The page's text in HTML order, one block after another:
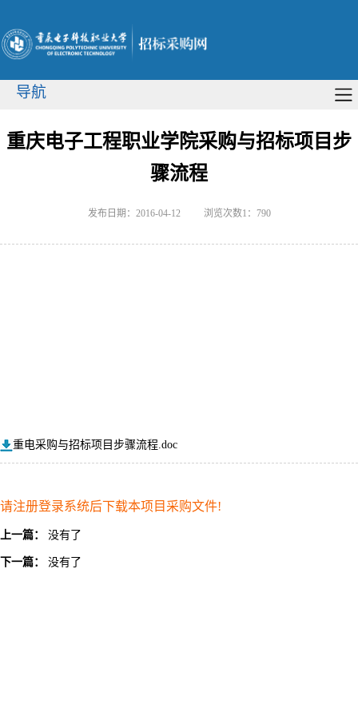
导航
重庆电子工程职业学院采购与招标项目步
骤流程
发布日期：2016-04-12 浏览次数1： 790
重电采购与招标项目步骤流程.doc
请注册登录系统后下载本项目采购文件!
上一篇： 没有了
下一篇： 没有了